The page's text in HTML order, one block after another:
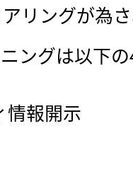
リングが為
ングは以下
情報開示